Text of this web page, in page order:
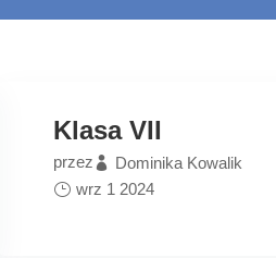
Klasa VII
przez
Dominika Kowalik
wrz 1 2024